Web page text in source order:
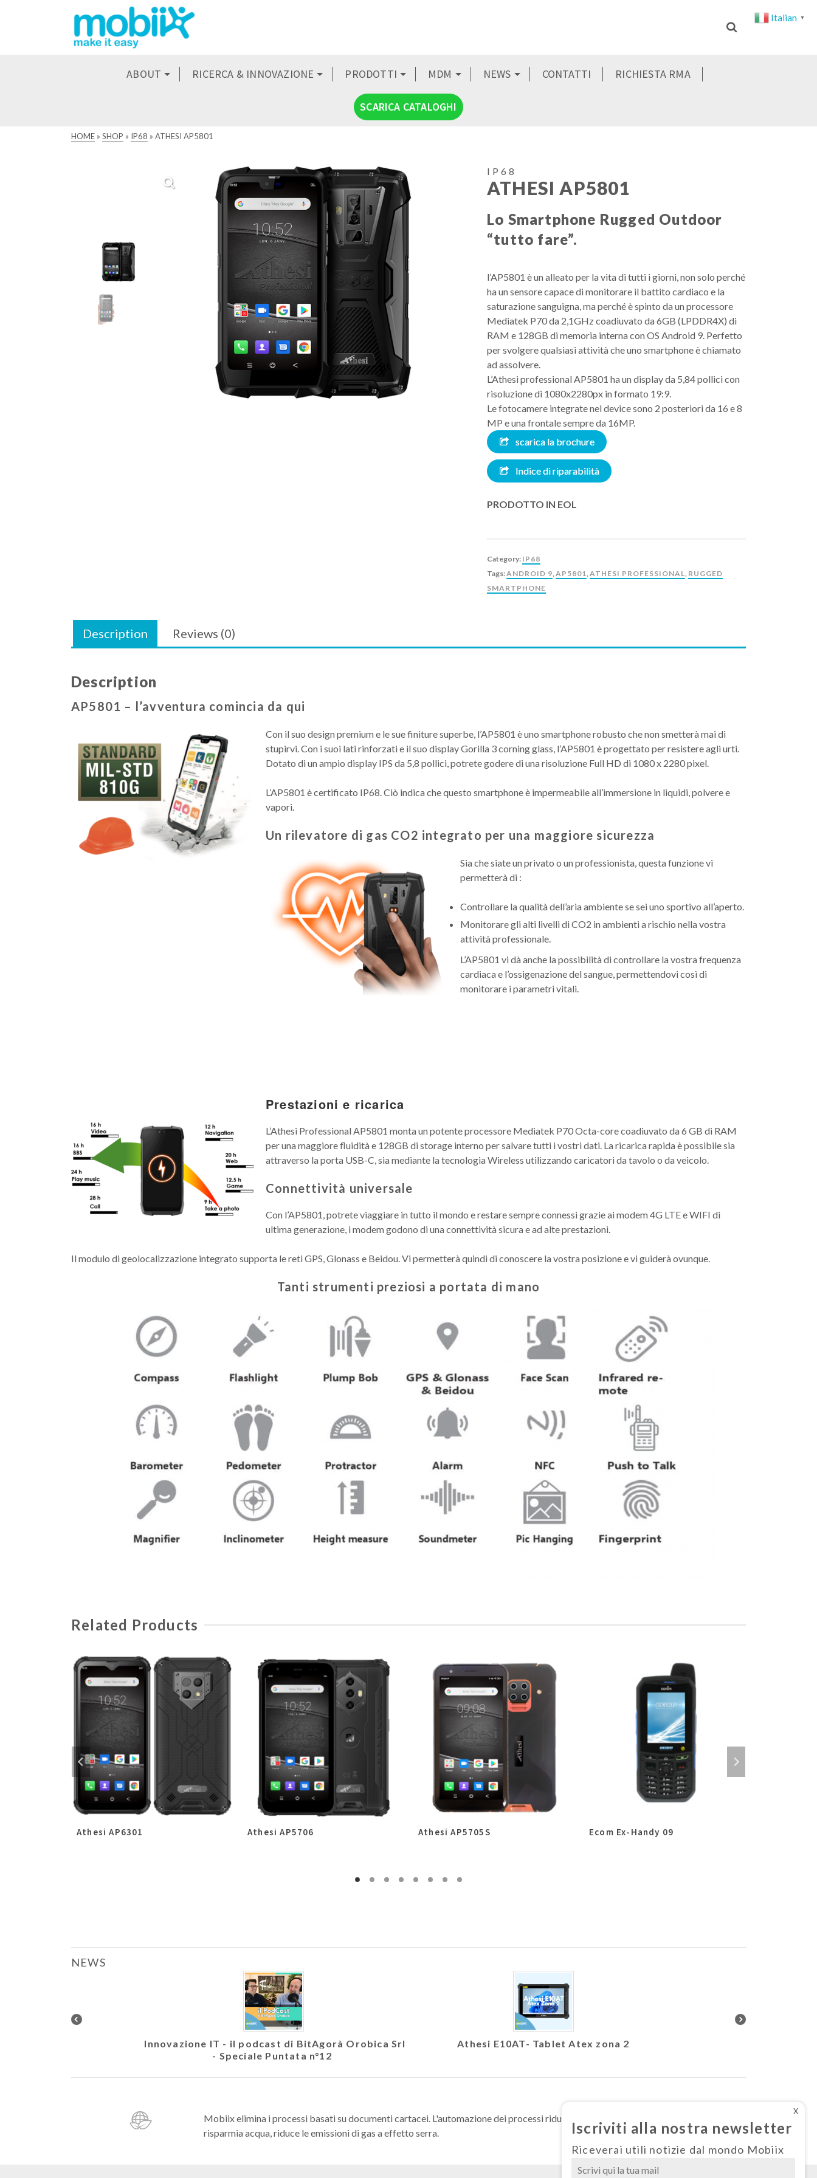
ABOUT RICERCA & INNOVAZIONE PRODOTTI MDM NEWS CONTATTI RICHIESTA RMA
SCARICA CATALOGHI
HOME » SHOP » IP68 » ATHESI AP5801
IP68
ATHESI AP5801
Lo Smartphone Rugged Outdoor
“tutto fare”.
l’AP5801 è un alleato per la vita di tutti i giorni, non solo perché
ha un sensore capace di monitorare il battito cardiaco e la
saturazione sanguigna, ma perché è spinto da un processore
Mediatek P70 da 2,1GHz coadiuvato da 6GB (LPDDR4X) di
RAM e 128GB di memoria interna con OS Android 9. Perfetto
per svolgere qualsiasi attività che uno smartphone è chiamato
ad assolvere.
L’Athesi professional AP5801 ha un display da 5,84 pollici con
risoluzione di 1080x2280px in formato 19:9.
Le fotocamere integrate nel device sono 2 posteriori da 16 e 8
MP e una frontale sempre da 16MP.
scarica la brochure
Indice di riparabilità
PRODOTTO IN EOL
Category: IP68
Tags:ANDROID 9, AP5801, ATHESI PROFESSIONAL, RUGGED
SMARTPHONE
Description Reviews (0)
Description
AP5801 – l’avventura comincia da qui
Con il suo design premium e le sue finiture superbe, l’AP5801 è uno smartphone robusto che non smetterà mai di
stupirvi. Con i suoi lati rinforzati e il suo display Gorilla 3 corning glass, l’AP5801 è progettato per resistere agli urti.
Dotato di un ampio display IPS da 5,8 pollici, potrete godere di una risoluzione Full HD di 1080 x 2280 pixel.
L’AP5801 è certificato IP68. Ciò indica che questo smartphone è impermeabile all’immersione in liquidi, polvere e
vapori.
Un rilevatore di gas CO2 integrato per una maggiore sicurezza
Sia che siate un privato o un professionista, questa funzione vi
permetterà di :
Controllare la qualità dell’aria ambiente se sei uno sportivo all’aperto.
Monitorare gli alti livelli di CO2 in ambienti a rischio nella vostra
attività professionale.
L’AP5801 vi dà anche la possibilità di controllare la vostra frequenza
cardiaca e l’ossigenazione del sangue, permettendovi così di
monitorare i parametri vitali.
Prestazioni e ricarica
L’Athesi Professional AP5801 monta un potente processore Mediatek P70 Octa-core coadiuvato da 6 GB di RAM
per una maggiore fluidità e 128GB di storage interno per salvare tutti i vostri dati. La ricarica rapida è possibile sia
attraverso la porta USB-C, sia mediante la tecnologia Wireless utilizzando caricatori da tavolo o da veicolo.
Connettività universale
Con l’AP5801, potrete viaggiare in tutto il mondo e restare sempre connessi grazie ai modem 4G LTE e WIFI di
ultima generazione, i modem godono di una connettività sicura e ad alte prestazioni.
Il modulo di geolocalizzazione integrato supporta le reti GPS, Glonass e Beidou. Vi permetterà quindi di conoscere la vostra posizione e vi guiderà ovunque.
Tanti strumenti preziosi a portata di mano
Related Products
Athesi AP6301 Athesi AP5706 Athesi AP5705S Ecom Ex-Handy 09
NEWS
Innovazione IT - il podcast di BitAgorà Orobica Srl
- Speciale Puntata n°12
Athesi E10AT- Tablet Atex zona 2
Mobiix elimina i processi basati su documenti cartacei. L'automazione dei processi riduce il consumo di energia, salva alberi e
risparmia acqua, riduce le emissioni di gas a effetto serra.
Italian ▼
X
Iscriviti alla nostra newsletter
Riceverai utili notizie dal mondo Mobiix